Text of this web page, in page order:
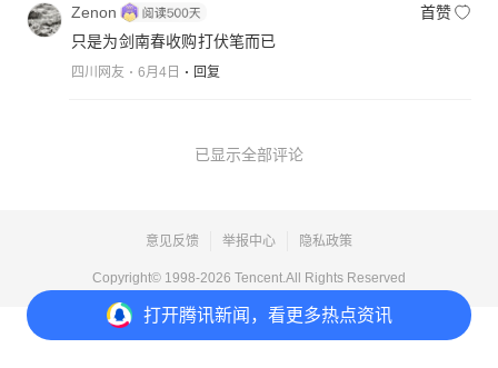
打开腾讯新闻，看更多热点资讯
Zenon
首赞
只是为剑南春收购打伏笔而已
四川网友 6月4日 回复
已显示全部评论
意见反馈 举报中心 隐私政策
Copyright© 1998-2026 Tencent.All Rights Reserved